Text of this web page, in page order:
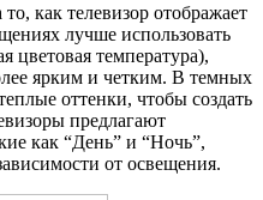
как телевизор отображает
лучше использовать
цветовая температура),
ярким и четким. В темных
оттенки, чтобы создать
предлагают
как “День” и “Ночь”,
от освещения.